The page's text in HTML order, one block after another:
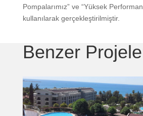
Pompalarımız” ve “Yüksek
kullanılarak gerçekleştirilmiştir.
Benzer